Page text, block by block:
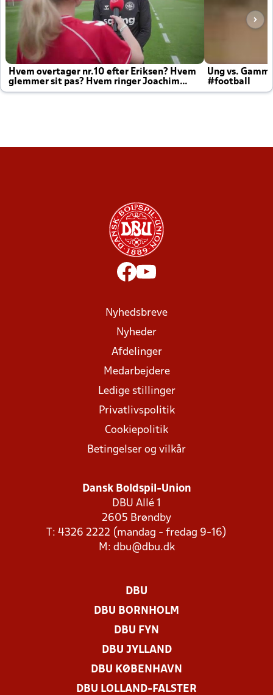
Hvem overtager nr.10 efter Eriksen? Hvem
glemmer sit pas? Hvem ringer Joachim
altid til efter kampe?
Ung vs.
#football
Nyhedsbreve
Nyheder
Afdelinger
Medarbejdere
Ledige stillinger
Privatlivspolitik
Cookiepolitik
Betingelser og vilkår
Dansk Boldspil-Union
DBU Allé 1
2605 Brøndby
T: 4326 2222 (mandag - fredag 9-16)
M: dbu@dbu.dk
DBU
DBU BORNHOLM
DBU FYN
DBU JYLLAND
DBU KØBENHAVN
DBU LOLLAND-FALSTER